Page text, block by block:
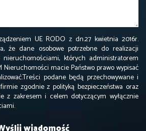
UE RODO z dn.27 kwietnia 2016r.
że dane osobowe potrzebne do realizacji
których administratorem
Nieruchomości macie Państwo prawo wypisać
podane będą przechowywane i
zgodnie z polityką bezpieczeństwa oraz
z zakresem i celem dotyczącym wyłącznie